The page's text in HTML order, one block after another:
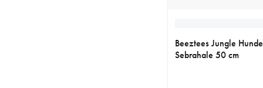
Beeztees Jungle
Sebrahale 50 cm